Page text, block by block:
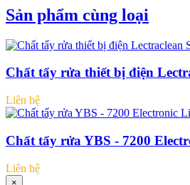
Sản phẩm cùng loại
Chất tẩy rửa thiết bị điện
Liên hệ
Chất tẩy rửa YBS - 7200
Liên hệ
×